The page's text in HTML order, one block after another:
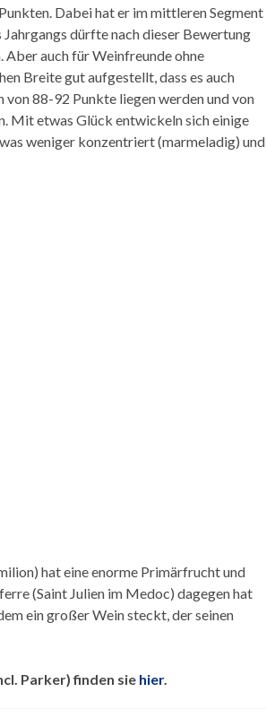
Dabei hat er im mittleren Segment
dürfte nach dieser Bewertung
Aber auch für Weinfreunde ohne
Breite gut aufgestellt, dass es auch
88-92 Punkte liegen werden und von
Mit etwas Glück entwickeln sich einige
weniger konzentriert (marmeladig) und
hat eine enorme Primärfrucht und
(Saint Julien im Medoc) dagegen hat
ein großer Wein steckt, der seinen
Parker) finden sie hier.